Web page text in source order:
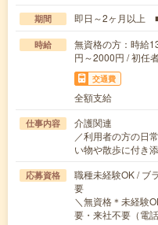
期間 即日～2ヶ月以上
時給
無資格の方：時給
円～2000円 / 初任
交通費
全額支給
仕事内容
介護関連
／利用者の方の日
い物や散歩に付き
応募資格
職種未経験OK / ブ
要
＼無資格＊未経験
要・来社不要（電